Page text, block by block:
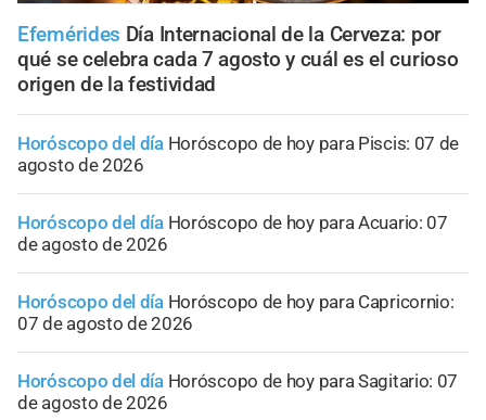
Efemérides Día Internacional de la Cerveza: por
qué se celebra cada 7 agosto y cuál es el curioso
origen de la festividad
Horóscopo del día Horóscopo de hoy para Piscis: 07 de
agosto de 2026
Horóscopo del día Horóscopo de hoy para Acuario: 07
de agosto de 2026
Horóscopo del día Horóscopo de hoy para Capricornio:
07 de agosto de 2026
Horóscopo del día Horóscopo de hoy para Sagitario: 07
de agosto de 2026